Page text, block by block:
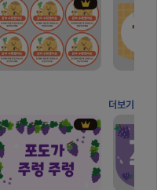
더보기